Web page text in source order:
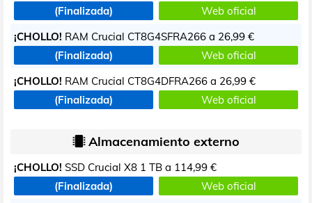
(Finalizada)
Web oficial
¡CHOLLO! RAM Crucial CT8G4SFRA266 a 26,99 €
(Finalizada)
Web oficial
¡CHOLLO! RAM Crucial CT8G4DFRA266 a 26,99 €
(Finalizada)
Web oficial
Almacenamiento externo
¡CHOLLO! SSD Crucial X8 1 TB a 114,99 €
(Finalizada)
Web oficial